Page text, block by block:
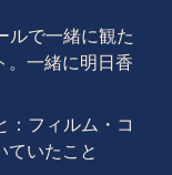
ルで一緒に観た
。一緒に明日香
：フィルム・コ
ていたこと